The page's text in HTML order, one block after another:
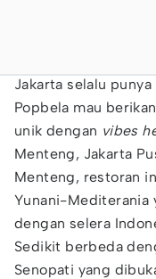
Jakarta selalu
Popbela mau
unik dengan vibes
Menteng, Jakarta
Menteng, restoran
Yunani-Mediterania
dengan selera
Sedikit berbeda
Senopati yang